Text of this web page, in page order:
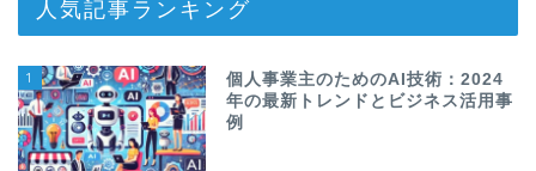
人気記事ランキング
1
個人事業主のためのAI技術：2024
年の最新トレンドとビジネス活用事
例